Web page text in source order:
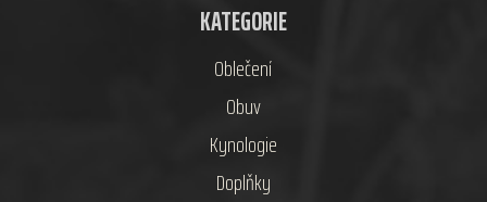
KATEGORIE
Oblečení
Obuv
Kynologie
Doplňky